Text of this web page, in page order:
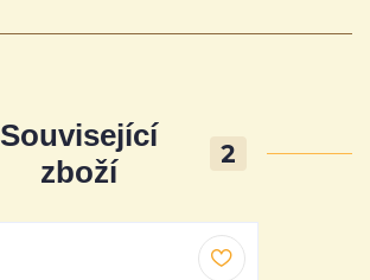
Související
zboží
2